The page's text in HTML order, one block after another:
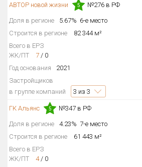
АВТОР новой жизни 5 №276 в РФ
Доля в регионе 5.67% 6-е место
Строится в регионе
82 344 м²
Всего в ЕРЗ
ЖК/ПТ
7 / 0
Год основания
2021
Застройщиков
в группе компаний
3 из 3
ГК Альянс 5 №347 в РФ
Доля в регионе 4.23% 7-е место
Строится в регионе
61 443 м²
Всего в ЕРЗ
ЖК/ПТ
4/ 0